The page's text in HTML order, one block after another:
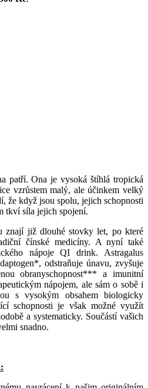
patří. Ona je vysoká štíhlá tropická
vzrůstem malý, ale účinkem velký
že když jsou spolu, jejich schopnosti
tkví síla jejich spojení.
znají již dlouhé stovky let, po které
čínské medicíny. A nyní také
nápoje QI drink. Astragalus
odstraňuje únavu, zvyšuje
obranyschopnost*** a imunitní
nápojem, ale sám o sobě i
s vysokým obsahem biologicky
schopnosti je však možné využít
a systematicky. Součástí vašich
snadno.